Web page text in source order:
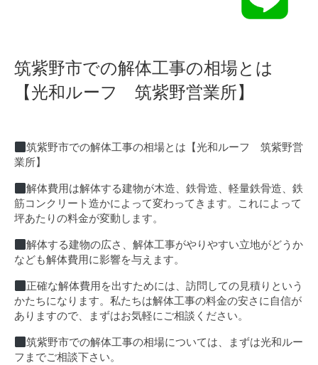
筑紫野市での解体工事の相場とは
【光和ルーフ 筑紫野営業所】
筑紫野市での解体工事の相場とは【光和ルーフ 筑紫野営
業所】
解体費用は解体する建物が木造、鉄骨造、軽量鉄骨造、鉄
筋コンクリート造かによって変わってきます。これによって
坪あたりの料金が変動します。
解体する建物の広さ、解体工事がやりやすい立地がどうか
なども解体費用に影響を与えます。
正確な解体費用を出すためには、訪問しての見積りという
かたちになります。私たちは解体工事の料金の安さに自信が
ありますので、まずはお気軽にご相談ください。
筑紫野市での解体工事の相場については、まずは光和ルー
フまでご相談下さい。